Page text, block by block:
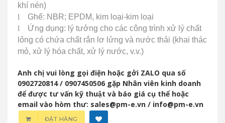
khí nén)
l
Ghế: NBR; EPDM, kim loại-kim loại
l
Ứng dụng: lý tưởng cho các công trình xử lý chất
lỏng có chứa chất rắn lơ lửng và nước thải (khai thác
mỏ, xử lý hóa chất, xử lý nước, v.v.)
Anh chị vui lòng gọi điện hoặc gởi ZALO qua số
0902720814 / 0907450506 gặp Nhân viên kinh doanh
để được tư vấn kỹ thuật và báo giá cụ thể hoặc
email vào hòm thư: sales@pm-e.vn / info@pm-e.vn
ĐẶT HÀNG